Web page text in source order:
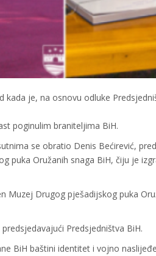
kada je, na osnovu odluke
poginulim braniteljima BiH.
se obratio Denis Bećirević,
puka Oružanih snaga BiH, čiju je
Muzej Drugog pješadijskog puka
Predsjedništva BiH.
BiH baštini identitet i vojno